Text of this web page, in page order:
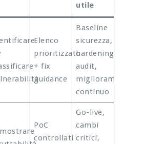
utile
Elenco
prioritizzato
+ fix
guidance
Baseline
sicurezza,
hardening,
audit,
miglioramento
continuo
PoC
controllati
Go-live,
cambi
critici,